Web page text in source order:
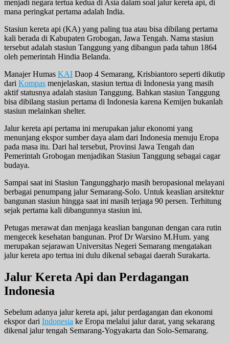
menjadi negara tertua kedua di Asia dalam soal jalur kereta api, di
mana peringkat pertama adalah India.
Stasiun kereta api (KA) yang paling tua atau bisa dibilang pertama
kali berada di Kabupaten Grobogan, Jawa Tengah. Nama stasiun
tersebut adalah stasiun Tanggung yang dibangun pada tahun 1864
oleh pemerintah Hindia Belanda.
Manajer Humas KAI Daop 4 Semarang, Krisbiantoro seperti dikutip
dari Kompas menjelaskan, stasiun tertua di Indonesia yang masih
aktif statusnya adalah stasiun Tanggung. Bahkan stasiun Tanggung
bisa dibilang stasiun pertama di Indonesia karena Kemijen bukanlah
stasiun melainkan shelter.
Jalur kereta api pertama ini merupakan jalur ekonomi yang
menunjang ekspor sumber daya alam dari Indonesia menuju Eropa
pada masa itu. Dari hal tersebut, Provinsi Jawa Tengah dan
Pemerintah Grobogan menjadikan Stasiun Tanggung sebagai cagar
budaya.
Sampai saat ini Stasiun Tangunggharjo masih beropasional melayani
berbagai penumpang jalur Semarang-Solo. Untuk keaslian arsitektur
bangunan stasiun hingga saat ini masih terjaga 90 persen. Terhitung
sejak pertama kali dibangunnya stasiun ini.
Petugas merawat dan menjaga keaslian bangunan dengan cara rutin
mengecek kesehatan bangunan. Prof Dr Warsino M.Hum. yang
merupakan sejarawan Universitas Negeri Semarang mengatakan
jalur kereta apo tertua ini dulu dikenal sebagai daerah Surakarta.
Jalur Kereta Api dan Perdagangan
Indonesia
Sebelum adanya jalur kereta api, jalur perdagangan dan ekonomi
ekspor dari Indonesia ke Eropa melalui jalur darat, yang sekarang
dikenal jalur tengah Semarang-Yogyakarta dan Solo-Semarang.